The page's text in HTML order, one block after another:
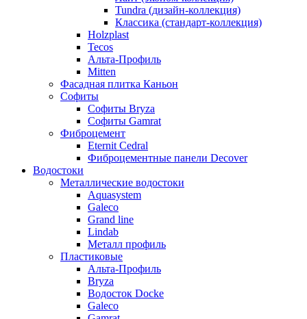
Tundra (дизайн-коллекция)
Классика (стандарт-коллекция)
Holzplast
Tecos
Альта-Профиль
Mitten
Фасадная плитка Каньон
Софиты
Софиты Bryza
Софиты Gamrat
Фиброцемент
Eternit Cedral
Фиброцементные панели Decover
Водостоки
Металлические водостоки
Aquasystem
Galeco
Grand line
Lindab
Металл профиль
Пластиковые
Альта-Профиль
Bryza
Водосток Docke
Galeco